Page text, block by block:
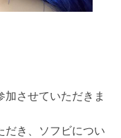
させていただきま
だき、ソフビについ